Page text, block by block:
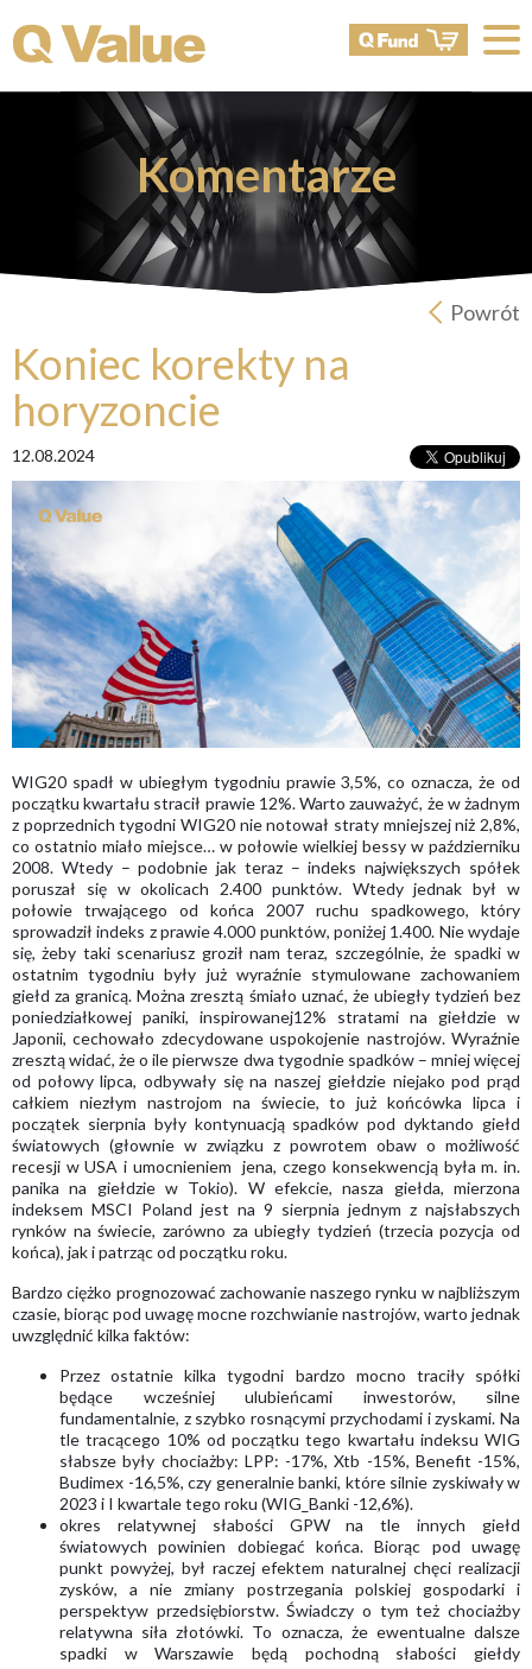
Komentarze
Powrót
Koniec korekty na
horyzoncie
12.08.2024
WIG20 spadł w ubiegłym tygodniu prawie 3,5%, co oznacza, że od
początku kwartału stracił prawie 12%. Warto zauważyć, że w żadnym
z poprzednich tygodni WIG20 nie notował straty mniejszej niż 2,8%,
co ostatnio miało miejsce… w połowie wielkiej bessy w październiku
2008. Wtedy – podobnie jak teraz – indeks największych spółek
poruszał się w okolicach 2.400 punktów. Wtedy jednak był w
połowie trwającego od końca 2007 ruchu spadkowego, który
sprowadził indeks z prawie 4.000 punktów, poniżej 1.400. Nie wydaje
się, żeby taki scenariusz groził nam teraz, szczególnie, że spadki w
ostatnim tygodniu były już wyraźnie stymulowane zachowaniem
giełd za granicą. Można zresztą śmiało uznać, że ubiegły tydzień bez
poniedziałkowej paniki, inspirowanej12% stratami na giełdzie w
Japonii, cechowało zdecydowane uspokojenie nastrojów. Wyraźnie
zresztą widać, że o ile pierwsze dwa tygodnie spadków – mniej więcej
od połowy lipca, odbywały się na naszej giełdzie niejako pod prąd
całkiem niezłym nastrojom na świecie, to już końcówka lipca i
początek sierpnia były kontynuacją spadków pod dyktando giełd
światowych (głownie w związku z powrotem obaw o możliwość
recesji w USA i umocnieniem jena, czego konsekwencją była m. in.
panika na giełdzie w Tokio). W efekcie, nasza giełda, mierzona
indeksem MSCI Poland jest na 9 sierpnia jednym z najsłabszych
rynków na świecie, zarówno za ubiegły tydzień (trzecia pozycja od
końca), jak i patrząc od początku roku.
Bardzo ciężko prognozować zachowanie naszego rynku w najbliższym
czasie, biorąc pod uwagę mocne rozchwianie nastrojów, warto jednak
uwzględnić kilka faktów:
Przez ostatnie kilka tygodni bardzo mocno traciły spółki
będące wcześniej ulubieńcami inwestorów, silne
fundamentalnie, z szybko rosnącymi przychodami i zyskami. Na
tle tracącego 10% od początku tego kwartału indeksu WIG
słabsze były chociażby: LPP: -17%, Xtb -15%, Benefit -15%,
Budimex -16,5%, czy generalnie banki, które silnie zyskiwały w
2023 i I kwartale tego roku (WIG_Banki -12,6%).
okres relatywnej słabości GPW na tle innych giełd
światowych powinien dobiegać końca. Biorąc pod uwagę
punkt powyżej, był raczej efektem naturalnej chęci realizacji
zysków, a nie zmiany postrzegania polskiej gospodarki i
perspektyw przedsiębiorstw. Świadczy o tym też chociażby
relatywna siła złotówki. To oznacza, że ewentualne dalsze
spadki w Warszawie będą pochodną słabości giełdy